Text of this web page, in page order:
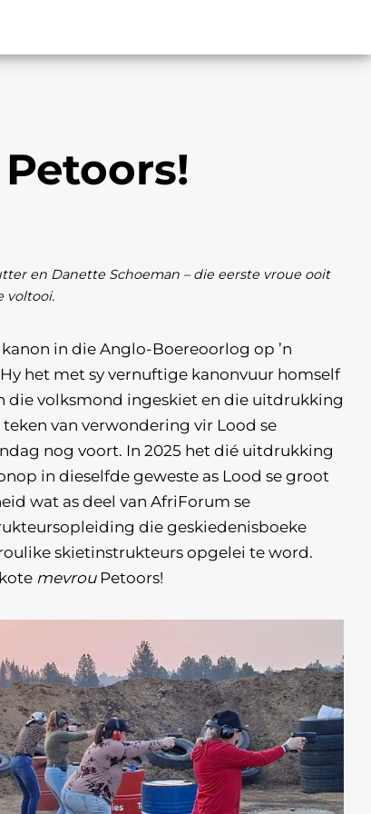
en Danette Schoeman – die eerste vroue ooit
voltooi.
in die Anglo-Boereoorlog op ’n
het met sy vernuftige kanonvuur homself
die volksmond ingeskiet en die uitdrukking
van verwondering vir Lood se
nog voort. In 2025 het dié uitdrukking
in dieselfde geweste as Lood se groot
wat as deel van AfriForum se
die geskiedenisboeke
skietinstrukteurs opgelei te word.
mevrouPetoors!